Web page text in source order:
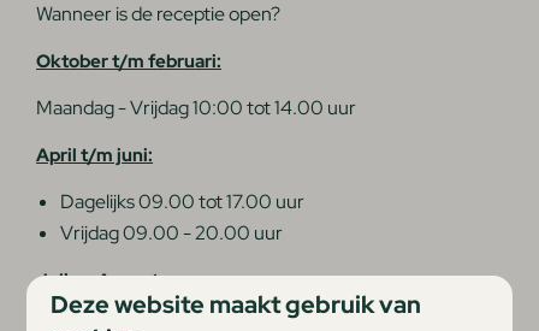
Wanneer is de receptie open?
Oktober t/m februari:
Maandag - Vrijdag 10:00 tot 14.00 uur
April t/m juni:
Dagelijks 09.00 tot 17.00 uur
Vrijdag 09.00 - 20.00 uur
Juli en Augustus:
Deze website maakt gebruik van